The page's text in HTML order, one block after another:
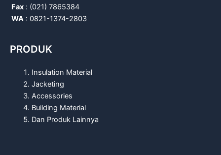
Fax : (021) 7865384
WA : 0821-1374-2803
PRODUK
Insulation Material
Jacketing
Accessories
Building Material
Dan Produk Lainnya